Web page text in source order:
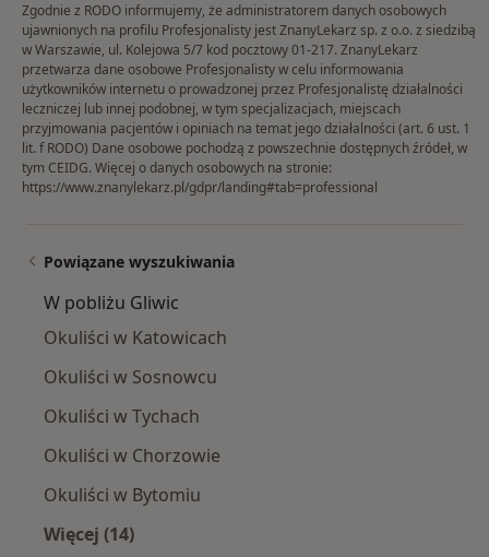
Zgodnie z RODO informujemy, że administratorem danych osobowych
ujawnionych na profilu Profesjonalisty jest ZnanyLekarz sp. z o.o. z siedzibą
w Warszawie, ul. Kolejowa 5/7 kod pocztowy 01-217. ZnanyLekarz
przetwarza dane osobowe Profesjonalisty w celu informowania
użytkowników internetu o prowadzonej przez Profesjonalistę działalności
leczniczej lub innej podobnej, w tym specjalizacjach, miejscach
przyjmowania pacjentów i opiniach na temat jego działalności (art. 6 ust. 1
lit. f RODO) Dane osobowe pochodzą z powszechnie dostępnych źródeł, w
tym CEIDG. Więcej o danych osobowych na stronie:
https://www.znanylekarz.pl/gdpr/landing#tab=professional
Powiązane wyszukiwania
W pobliżu Gliwic
Okuliści w Katowicach
Okuliści w Sosnowcu
Okuliści w Tychach
Okuliści w Chorzowie
Okuliści w Bytomiu
Więcej (14)